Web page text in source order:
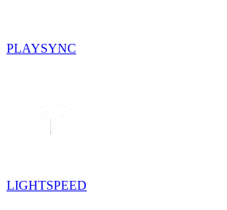
PLAYSYNC
LIGHTSPEED